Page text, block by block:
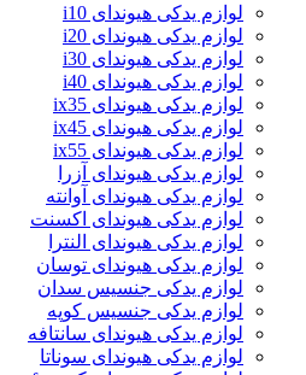
لوازم یدکی هیوندای i10
لوازم یدکی هیوندای i20
لوازم یدکی هیوندای i30
لوازم یدکی هیوندای i40
لوازم یدکی هیوندای ix35
لوازم یدکی هیوندای ix45
لوازم یدکی هیوندای ix55
لوازم یدکی هیوندای آزرا
لوازم یدکی هیوندای آوانته
لوازم یدکی هیوندای اکسنت
لوازم یدکی هیوندای النترا
لوازم یدکی هیوندای توسان
لوازم یدکی جنسیس سدان
لوازم یدکی جنسیس کوپه
لوازم یدکی هیوندای سانتافه
لوازم یدکی هیوندای سوناتا